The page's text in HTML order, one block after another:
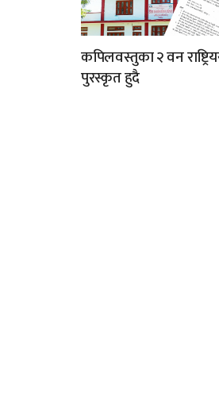
कपिलवस्तुका २ वन
पुरस्कृत हुदै